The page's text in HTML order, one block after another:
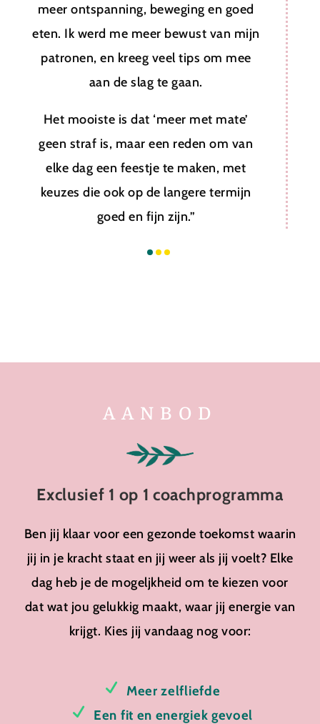
meer ontspanning, beweging en goed
eten. Ik werd me meer bewust van mijn
patronen, en kreeg veel tips om mee
aan de slag te gaan.
Het mooiste is dat ‘meer met mate’
geen straf is, maar een reden om van
elke dag een feestje te maken, met
keuzes die ook op de langere termijn
goed en fijn zijn.”
AANBOD
Exclusief 1 op 1 coachprogramma
Ben jij klaar voor een gezonde toekomst waarin
jij in je kracht staat en jij weer als jij voelt? Elke
dag heb je de mogeljkheid om te kiezen voor
dat wat jou gelukkig maakt, waar jij energie van
krijgt. Kies jij vandaag nog voor:
Meer zelfliefde
Een fit en energiek gevoel